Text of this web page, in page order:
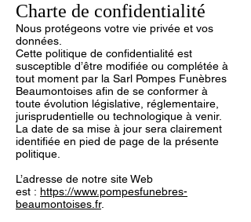
Charte de confidentialité
Nous protégeons votre vie privée et vos
données.
Cette politique de confidentialité est
susceptible d’être modifiée ou complétée à
tout moment par la Sarl Pompes Funèbres
Beaumontoises afin de se conformer à
toute évolution législative, réglementaire,
jurisprudentielle ou technologique à venir.
La date de sa mise à jour sera clairement
identifiée en pied de page de la présente
politique.
L’adresse de notre site Web
est : https://www.pompesfunebres-
beaumontoises.fr.